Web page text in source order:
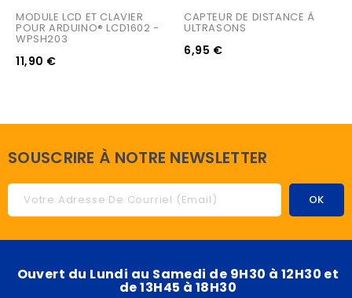
MODULE LCD ET CLAVIER
POUR ARDUINO® LCD1602 -
WPSH203
11,90 €
CAPTEUR DE DISTANCE À
ULTRASONS
6,95 €
SOUSCRIRE À NOTRE NEWSLETTER
Ouvert du Lundi au Samedi de 9H30 à 12H30 et
de 13H45 à 18H30